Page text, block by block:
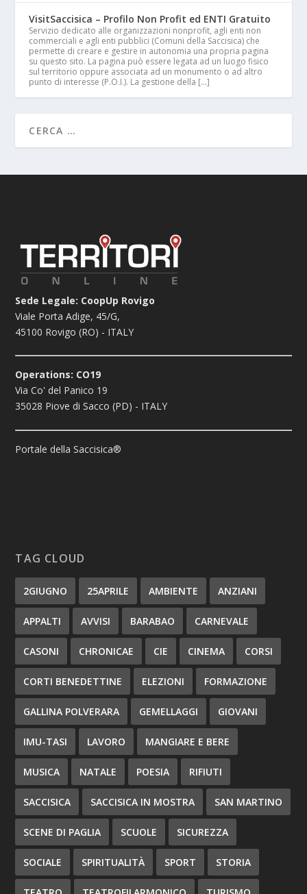
VisitSaccisica – Profilo Non Profit ed ENTI Gratuito
Servizio dedicato alle organizzazioni nonprofit, agli enti non
commerciali e agli enti pubblici (Comuni della Saccisica) che
permette di creare e gestire in autonomia una propria pagina
su questo sito. La pagina può essere legata ad un luogo fisico
sul territorio oppure associata ad un monumento o ad altro
punto di interesse (P.O.I.). La gestione della […]
Sede Legale: CoopUp Rovigo
Viale Porta Adige, 45/G,
45100 Rovigo (RO) - ITALY
Operations: CO19
Via Co' del Panico 19
35028 Piove di Sacco (PD) - ITALY
Portale della Saccisica®
TAG CLOUD
2GIUGNO 25APRILE AMBIENTE ANZIANI
APPALTI AVVISI BARABAO CARNEVALE
CASONI CHRONICAE CIE CINEMA CORSI
CORTI BENEDETTINE ELEZIONI FORMAZIONE
GALLINA POLVERARA GEMELLAGGI GIOVANI
IMU-TASI LAVORO MANGIARE E BERE
MUSICA NATALE POESIA RIFIUTI
SACCISICA SACCISICA IN MOSTRA SAN MARTINO
SCENE DI PAGLIA SCUOLE SICUREZZA
SOCIALE SPIRITUALITÀ SPORT STORIA